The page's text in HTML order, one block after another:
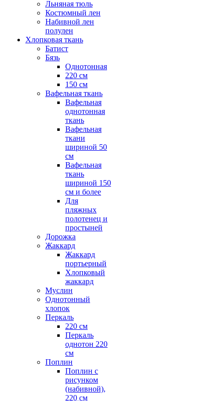
Льняная тюль
Костюмный лен
Набивной лен
полулен
Хлопковая ткань
Батист
Бязь
Однотонная
220 см
150 см
Вафельная ткань
Вафельная
однотонная
ткань
Вафельная
ткани
шириной 50
см
Вафельная
ткань
шириной 150
см и более
Для
пляжных
полотенец и
простыней
Дорожка
Жаккард
Жаккард
портьерный
Хлопковый
жаккард
Муслин
Однотонный
хлопок
Перкаль
220 см
Перкаль
однотон 220
см
Поплин
Поплин с
рисунком
(набивной),
220 см